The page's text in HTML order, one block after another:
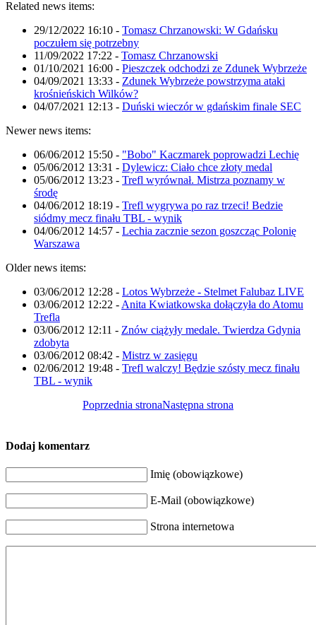
Related news items:
29/12/2022 16:10 - Tomasz Chrzanowski: W Gdańsku
poczułem się potrzebny
11/09/2022 17:22 - Tomasz Chrzanowski
01/10/2021 16:00 - Pieszczek odchodzi ze Zdunek Wybrzeże
04/09/2021 13:33 - Zdunek Wybrzeże powstrzyma ataki
krośnieńskich Wilków?
04/07/2021 12:13 - Duński wieczór w gdańskim finale SEC
Newer news items:
06/06/2012 15:50 - "Bobo" Kaczmarek poprowadzi Lechię
05/06/2012 13:31 - Dylewicz: Ciało chce złoty medal
05/06/2012 13:23 - Trefl wyrównał. Mistrza poznamy w
środę
04/06/2012 18:19 - Trefl wygrywa po raz trzeci! Bedzie
siódmy mecz finału TBL - wynik
04/06/2012 14:57 - Lechia zacznie sezon goszcząc Polonię
Warszawa
Older news items:
03/06/2012 12:28 - Lotos Wybrzeże - Stelmet Falubaz LIVE
03/06/2012 12:22 -Anita Kwiatkowska dołączyła do Atomu
Trefla
03/06/2012 12:11 - Znów ciążyły medale. Twierdza Gdynia
zdobyta
03/06/2012 08:42 - Mistrz w zasięgu
02/06/2012 19:48 - Trefl walczy! Będzie szósty mecz finału
TBL - wynik
Poprzednia stronaNastępna strona
Dodaj komentarz
Imię (obowiązkowe)
E-Mail (obowiązkowe)
Strona internetowa